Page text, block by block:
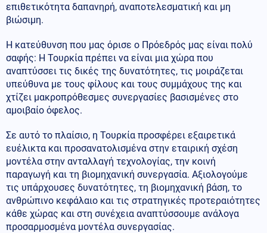
επιθετικότητα δαπανηρή, αναποτελεσματική και μη
βιώσιμη.
Η κατεύθυνση που μας όρισε ο Πρόεδρός μας είναι πολύ
σαφής: Η Τουρκία πρέπει να είναι μια χώρα που
αναπτύσσει τις δικές της δυνατότητες, τις μοιράζεται
υπεύθυνα με τους φίλους και τους συμμάχους της και
χτίζει μακροπρόθεσμες συνεργασίες βασισμένες στο
αμοιβαίο όφελος.
Σε αυτό το πλαίσιο, η Τουρκία προσφέρει εξαιρετικά
ευέλικτα και προσανατολισμένα στην εταιρική σχέση
μοντέλα στην ανταλλαγή τεχνολογίας, την κοινή
παραγωγή και τη βιομηχανική συνεργασία. Αξιολογούμε
τις υπάρχουσες δυνατότητες, τη βιομηχανική βάση, το
ανθρώπινο κεφάλαιο και τις στρατηγικές προτεραιότητες
κάθε χώρας και στη συνέχεια αναπτύσσουμε ανάλογα
προσαρμοσμένα μοντέλα συνεργασίας.